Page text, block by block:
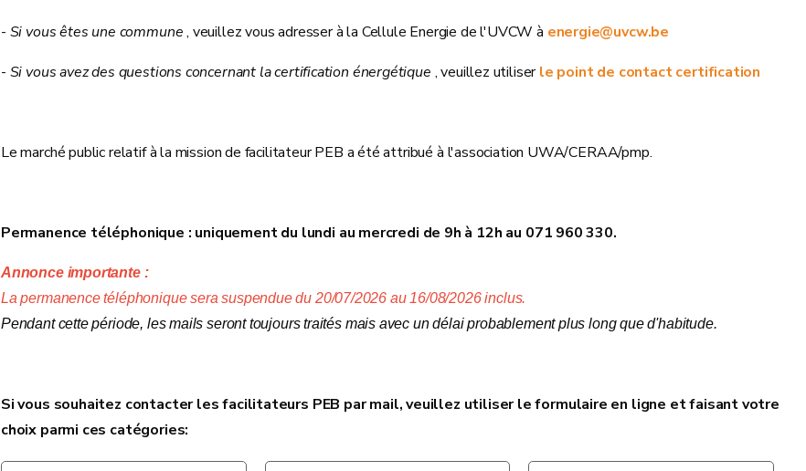
- Si vous êtes une commune, veuillez vous adresser à la Cellule Energie de l'UVCW à energie@uvcw.be
- Si vous avez des questions concernant la certification énergétique , veuillez utiliserle point de contact certification
Le marché public relatif à la mission de facilitateur PEB a été attribué à l'association UWA/CERAA/pmp.
Permanence téléphonique : uniquement du lundi au mercredi de 9h à 12h au 071 960 330.
Annonce importante :
La permanence téléphonique sera suspendue du 20/07/2026 au 16/08/2026 inclus.
Pendant cette période, les mails seront toujours traités mais avec un délai probablement plus long que d'habitude.
Si vous souhaitez contacter les facilitateurs PEB par mail, veuillez utiliser le formulaire en ligne et faisant votre
choix parmi ces catégories: